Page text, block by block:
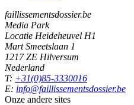
faillissementsdossier.be
Media Park
Locatie Heideheuvel H1
Mart Smeetslaan 1
1217 ZE Hilversum
Nederland
T: +31(0)85-3330016
E: info@faillissementsdossier.be
Onze andere sites